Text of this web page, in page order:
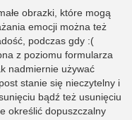
obrazki, które mogą
emocji można też
podczas gdy :(
z poziomu formularza
nadmiernie używać
stanie się nieczytelny i
bądź też usunięciu
określić dopuszczalny